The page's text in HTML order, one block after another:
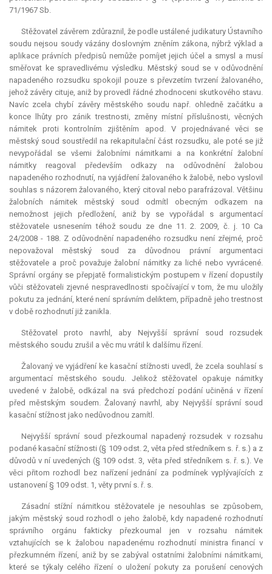
71/1967 Sb.
Stěžovatel závěrem zdůraznil, že podle ustálené judikatury Ústavního
soudu nejsou soudy vázány doslovným zněním zákona, nýbrž výklad a
aplikace právních předpisů nemůže pomíjet jejich účel a smysl a musí
směřovat ke spravedlivému výsledku. Městský soud se v odůvodnění
napadeného rozsudku spokojil pouze s převzetím tvrzení žalovaného,
jehož závěry cituje, aniž by provedl řádné zhodnoceni skutkového stavu.
Navíc zcela chybí závěry městského soudu např. ohledně začátku a
konce lhůty pro zánik trestnosti, změny místní příslušnosti, věcných
námitek proti kontrolním zjištěním apod. V projednávané věci se
městský soud soustředil na rekapitulační část rozsudku, ale poté se již
nevypořádal se všemi žalobními námitkami a na konkrétní žalobní
námitky reagoval především odkazy na odůvodnění žalobou
napadeného rozhodnutí, na vyjádření žalovaného k žalobě, nebo vyslovil
souhlas s názorem žalovaného, který citoval nebo parafrázoval. Většinu
žalobních námitek městský soud odmítl obecným odkazem na
nemožnost jejich předložení, aniž by se vypořádal s argumentací
stěžovatele usnesením téhož soudu ze dne 11. 2. 2009, č. j. 10 Ca
24/2008 - 188. Z odůvodnění napadeného rozsudku není zřejmé, proč
nepovažoval městský soud za důvodnou právní argumentaci
stěžovatele a proč považuje žalobní námitky za liché nebo vyvrácené.
Správní orgány se přepjatě formalistickým postupem v řízení dopustily
vůči stěžovateli zjevné nespravedlnosti spočívající v tom, že mu uložily
pokutu za jednání, které není správním deliktem, případně jeho trestnost
v době rozhodnutí již zanikla.
Stěžovatel proto navrhl, aby Nejvyšší správní soud rozsudek
městského soudu zrušil a věc mu vrátil k dalšímu řízení.
Žalovaný ve vyjádření ke kasační stížnosti uvedl, že zcela souhlasí s
argumentací městského soudu. Jelikož stěžovatel opakuje námitky
uvedené v žalobě, odkázal na svá předchozí podání učiněná v řízení
před městským soudem. Žalovaný navrhl, aby Nejvyšší správní soud
kasační stížnost jako nedůvodnou zamítl.
Nejvyšší správní soud přezkoumal napadený rozsudek v rozsahu
podané kasační stížnosti (§ 109 odst. 2, věta před středníkem s. ř. s.) a z
důvodů v ní uvedených (§ 109 odst. 3, věta před středníkem s. ř. s.). Ve
věci přitom rozhodl bez nařízení jednání za podmínek vyplývajících z
ustanovení § 109 odst. 1, věty první s. ř. s.
Zásadní stížní námitkou stěžovatele je nesouhlas se způsobem,
jakým městský soud rozhodl o jeho žalobě, kdy napadené rozhodnutí
správního orgánu fakticky přezkoumal jen v rozsahu námitek
vztahujících se k žalobou napadenému rozhodnutí ministra financí v
přezkumném řízení, aniž by se zabýval ostatními žalobními námitkami,
které se týkaly celého řízení o uložení pokuty za porušení cenových